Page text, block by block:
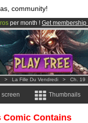
community!
per month ! Get membership
comics & mangas!.
> La Fille Du Vendredi > Ch. 19
screen Thumbnails
Comic Contains